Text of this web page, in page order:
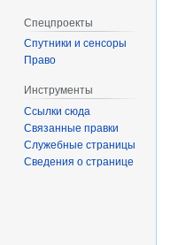
Спецпроекты
Спутники и сенсоры
Право
Инструменты
Ссылки сюда
Связанные правки
Служебные страницы
Сведения о странице